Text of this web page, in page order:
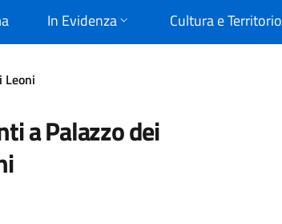
In Evidenza Cultura e Territorio
Leoni
a Palazzo dei